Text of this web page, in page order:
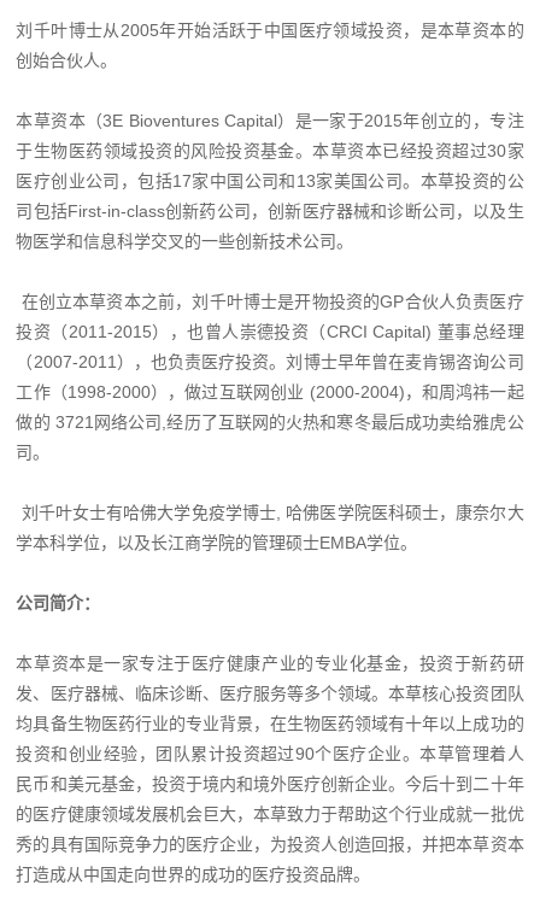
刘千叶博士从2005年开始活跃于中国医疗领域投资，是本草资本的
创始合伙人。
本草资本（3E Bioventures Capital）是一家于2015年创立的，专注
于生物医药领域投资的风险投资基金。本草资本已经投资超过30家
医疗创业公司，包括17家中国公司和13家美国公司。本草投资的公
司包括First-in-class创新药公司，创新医疗器械和诊断公司，以及生
物医学和信息科学交叉的一些创新技术公司。
在创立本草资本之前，刘千叶博士是开物投资的GP合伙人负责医疗
投资（2011-2015），也曾人崇德投资（CRCI Capital) 董事总经理
（2007-2011），也负责医疗投资。刘博士早年曾在麦肯锡咨询公司
工作（1998-2000），做过互联网创业 (2000-2004)，和周鸿祎一起
做的 3721网络公司,经历了互联网的火热和寒冬最后成功卖给雅虎公
司。
刘千叶女士有哈佛大学免疫学博士, 哈佛医学院医科硕士，康奈尔大
学本科学位，以及长江商学院的管理硕士EMBA学位。
公司简介：
本草资本是一家专注于医疗健康产业的专业化基金，投资于新药研
发、医疗器械、临床诊断、医疗服务等多个领域。本草核心投资团队
均具备生物医药行业的专业背景，在生物医药领域有十年以上成功的
投资和创业经验，团队累计投资超过90个医疗企业。本草管理着人
民币和美元基金，投资于境内和境外医疗创新企业。今后十到二十年
的医疗健康领域发展机会巨大，本草致力于帮助这个行业成就一批优
秀的具有国际竞争力的医疗企业，为投资人创造回报，并把本草资本
打造成从中国走向世界的成功的医疗投资品牌。